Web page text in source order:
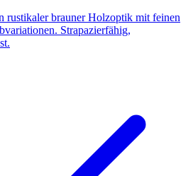
rustikaler brauner Holzoptik mit feinen
Strapazierfähig,